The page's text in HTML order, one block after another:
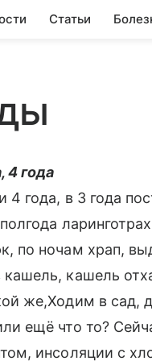
Статьи
4 года
года, в 3 года
по ночам храп,
кашель, кашель
же,Ходим в сад,
ещё что то?
инсоляции с